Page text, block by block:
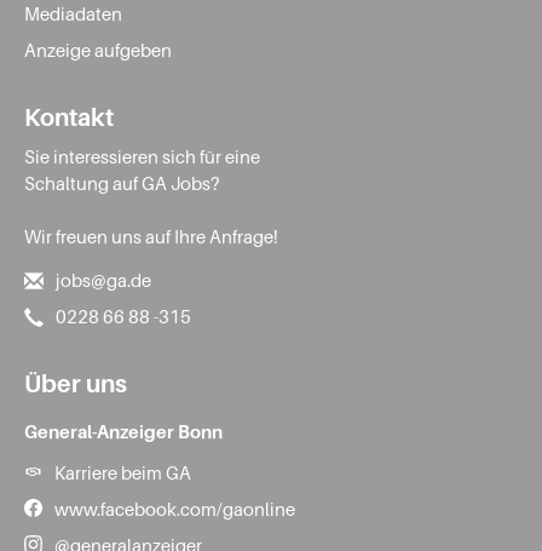
Mediadaten
Anzeige aufgeben
Kontakt
Sie interessieren sich für eine
Schaltung auf GA Jobs?
Wir freuen uns auf Ihre Anfrage!
jobs@ga.de
0228 66 88 -315
Über uns
General-Anzeiger Bonn
Karriere beim GA
www.facebook.com/gaonline
@generalanzeiger